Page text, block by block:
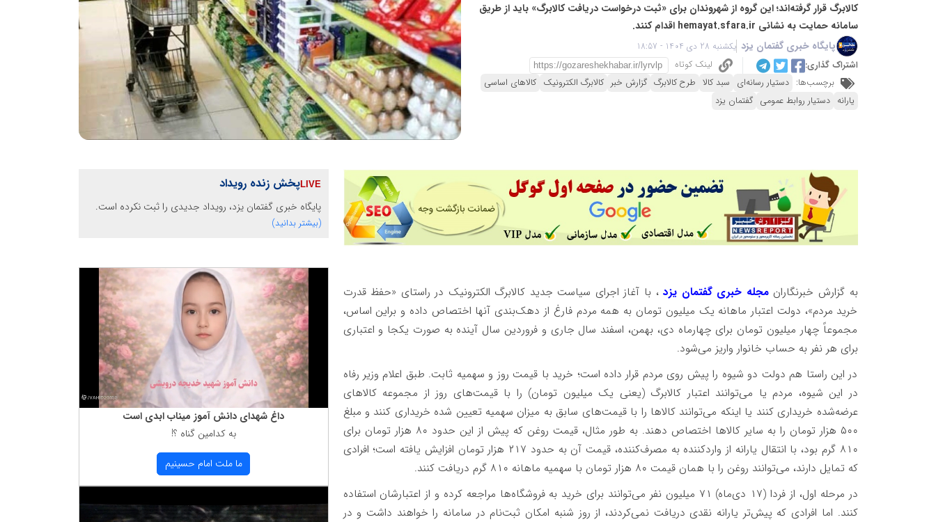
کالابرگ قرار گرفته‌اند؛ این گروه از شهروندان برای «ثبت درخواست دریافت کالابرگ» باید از طریق
سامانه حمایت به نشانی hemayat.sfara.ir اقدام کنند.
پایگاه خبری گفتمان یزد یکشنبه 28 دی 1404 - 18:57
اشتراک گذاری:
لینک کوتاه
برچسب‌ها: دستیار رسانه‌ای سبد کالا طرح کالابرگ گزارش خبر کالابرگ الکترونیک کالاهای اساسی
یارانه دستیار روابط عمومی گفتمان یزد
به گزارش خبرنگارانمجله خبری گفتمان یزد، با آغاز اجرای سیاست جدید کالابرگ الکترونیک در راستای «حفظ قدرت
خرید مردم»، دولت اعتبار ماهانه یک میلیون تومان به همه مردم فارغ از دهک‌بندی آنها اختصاص داده و براین اساس،‌
مجموعاً چهار میلیون تومان برای چهارماه دی، بهمن، اسفند سال جاری و فروردین سال آینده به صورت یکجا و اعتباری
برای هر نفر به حساب خانوار واریز می‌شود.
در این راستا هم دولت دو شیوه را پیش روی مردم قرار داده است؛ خرید با قیمت روز و سهمیه ثابت. طبق اعلام وزیر رفاه
در این شیوه، مردم یا می‌توانند اعتبار کالابرگ (یعنی یک میلیون تومان) را با قیمت‌های روز از مجموعه کالاهای
عرضه‌شده خریداری کنند یا اینکه می‌توانند کالاها را با قیمت‌های سابق به میزان سهمیه تعیین شده خریداری کنند و مبلغ
۵۰۰ هزار تومان را به سایر کالاها اختصاص دهند. به طور مثال، قیمت روغن که پیش از این حدود ۸۰ هزار تومان برای
۸۱۰ گرم بود، با انتقال یارانه از واردکننده به مصرف‌کننده، قیمت آن به حدود ۲۱۷ هزار تومان افزایش یافته است؛ افرادی
که تمایل دارند، می‌توانند روغن را با همان قیمت ۸۰ هزار تومان با سهمیه ماهانه ۸۱۰ گرم دریافت کنند.
در مرحله اول، از فردا (۱۷ دی‌ماه) ۷۱ میلیون نفر می‌توانند برای خرید به فروشگاه‌ها مراجعه کرده و از اعتبارشان استفاده
کنند. اما افرادی که پیش‌تر یارانه نقدی دریافت نمی‌کردند، از روز شنبه امکان ثبت‌نام در سامانه را خواهند داشت و در
پخش زنده رویداد
پایگاه خبری گفتمان یزد، رویداد جدیدی را ثبت نکرده است.
(بیشتر بدانید)
داغ شهدای دانش آموز میناب ابدی است
به كدامین گناه ؟!
ما ملت امام حسینیم